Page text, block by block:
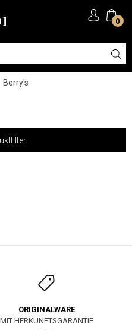
0
Berry's
ORIGINALWARE
MIT HERKUNFTSGARANTIE